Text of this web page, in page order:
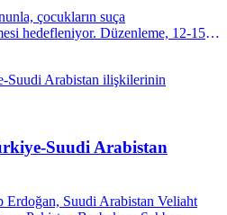
çocukların suça
hedefleniyor. Düzenleme, 12-15
yerine getirmeyen ailelere de 2
Suudi Arabistan
Erdoğan, Suudi Arabistan Veliaht